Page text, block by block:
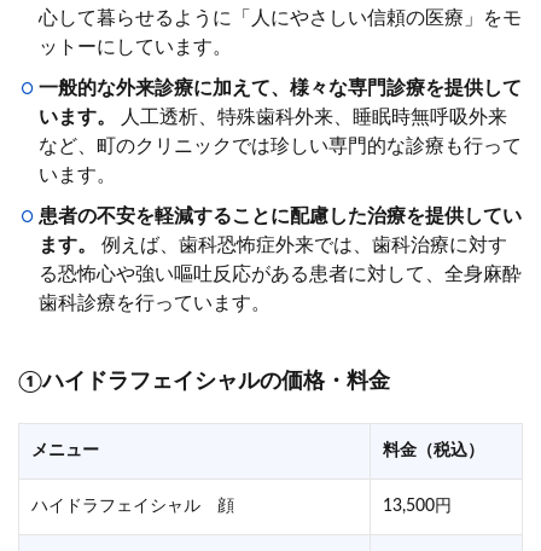
心して暮らせるように「人にやさしい信頼の医療」をモ
ットーにしています。
一般的な外来診療に加えて、様々な専門診療を提供して
います。
人工透析、特殊歯科外来、睡眠時無呼吸外来
など、町のクリニックでは珍しい専門的な診療も行って
います。
患者の不安を軽減することに配慮した治療を提供してい
ます。
例えば、歯科恐怖症外来では、歯科治療に対す
る恐怖心や強い嘔吐反応がある患者に対して、全身麻酔
歯科診療を行っています。
①ハイドラフェイシャルの価格・料金
メニュー 料金（税込）
ハイドラフェイシャル 顔 13,500円